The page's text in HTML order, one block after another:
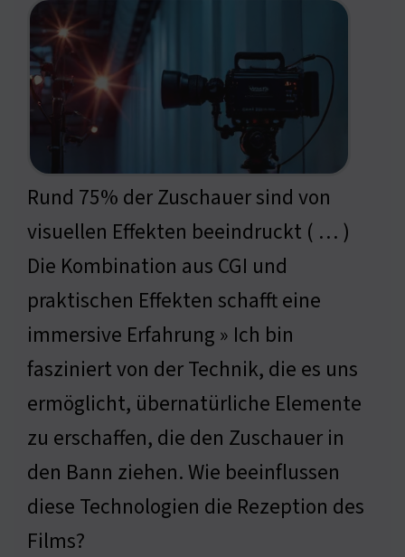
Rund 75% der Zuschauer sind von
visuellen Effekten beeindruckt ( … )
Die Kombination aus CGI und
praktischen Effekten schafft eine
immersive Erfahrung » Ich bin
fasziniert von der Technik, die es uns
ermöglicht, übernatürliche Elemente
zu erschaffen, die den Zuschauer in
den Bann ziehen. Wie beeinflussen
diese Technologien die Rezeption des
Films?